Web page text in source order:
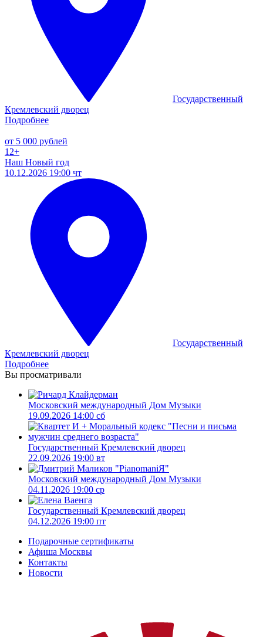
Государственный
Кремлевский дворец
Подробнее
от 5 000 рублей
12+
Наш Новый год
10.12.2026 19:00 чт
Государственный
Кремлевский дворец
Подробнее
Вы просматривали
Московский международный Дом Музыки
19.09.2026 14:00 сб
Государственный Кремлевский дворец
22.09.2026 19:00 вт
Московский международный Дом Музыки
04.11.2026 19:00 ср
Государственный Кремлевский дворец
04.12.2026 19:00 пт
Подарочные сертификаты
Афиша Москвы
Контакты
Новости